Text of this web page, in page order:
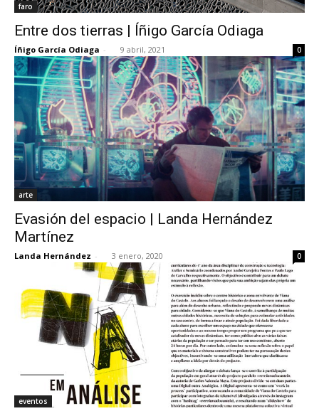
faro
Entre dos tierras | Íñigo García Odiaga
Íñigo García Odiaga - 9 abril, 2021 0
arte
Evasión del espacio | Landa Hernández
Martínez
Landa Hernández - 3 enero, 2020 0
eventos